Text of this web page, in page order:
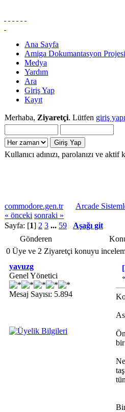
Ana Sayfa
Amiga Dokumantasyon Projesi
Medya
Yardım
Ara
Giriş Yap
Kayıt
Merhaba, Ziyaretçi. Lütfen giriş
Kullanıcı adınızı, parolanızı ve
commodore.gen.tr Arcade
« önceki sonraki »
Sayfa: [1] 2 3 ... 59
Aşağı git
Gönderen
0 Üye ve 2 Ziyaretçi konuyu
yavuzg
Genel Yönetici
Mesaj Sayısı: 5.894
«